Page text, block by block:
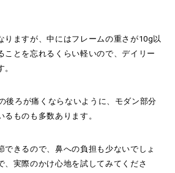
りますが、中にはフレームの重さが10g以
ことを忘れるくらい軽いので、デイリー
後ろが痛くならないように、モダン部分
ものも多数あります。
できるので、鼻への負担も少ないでしょ
、実際のかけ心地を試してみてくださ